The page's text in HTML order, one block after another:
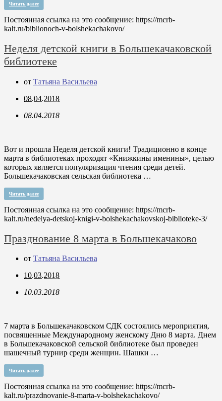
Читать далее
Постоянная ссылка на это сообщение: https://mcrb-
kalt.ru/biblionoch-v-bolshekachakovo/
Неделя детской книги в Большекачаковской
библиотеке
от Татьяна Васильева
08.04.2018
08.04.2018
Вот и прошла Неделя детской книги! Традиционно в конце
марта в библиотеках проходят «Книжкины именины», целью
которых является популяризация чтения среди детей.
Большекачаковская сельская библиотека …
Читать далее
Постоянная ссылка на это сообщение: https://mcrb-
kalt.ru/nedelya-detskoj-knigi-v-bolshekachakovskoj-biblioteke-3/
Празднование 8 марта в Большекачаково
от Татьяна Васильева
10.03.2018
10.03.2018
7 марта в Большекачаковском СДК состоялись мероприятия,
посвященные Международному женскому Дню 8 марта. Днем
в Большекачаковской сельской библиотеке был проведен
шашечный турнир среди женщин. Шашки …
Читать далее
Постоянная ссылка на это сообщение: https://mcrb-
kalt.ru/prazdnovanie-8-marta-v-bolshekachakovo/